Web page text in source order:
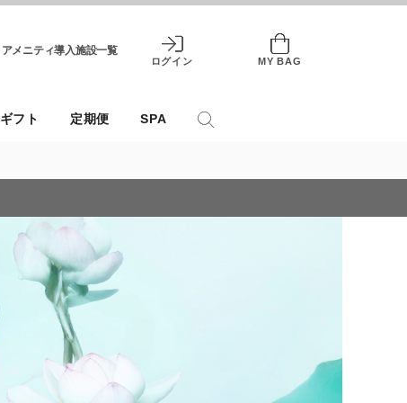
アメニティ導入施設一覧
ログイン MY BAG
ギフト 定期便 SPA